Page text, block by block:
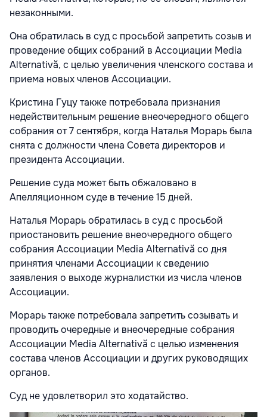
незаконными.
Она обратилась в суд с просьбой запретить созыв и
проведение общих собраний в Ассоциации Media
Alternativă, с целью увеличения членского состава и
приема новых членов Ассоциации.
Кристина Гуцу также потребовала признания
недействительным решение внеочередного общего
собрания от 7 сентября, когда Наталья Морарь была
снята с должности члена Совета директоров и
президента Ассоциации.
Решение суда может быть обжаловано в
Апелляционном суде в течение 15 дней.
Наталья Морарь обратилась в суд с просьбой
приостановить решение внеочередного общего
собрания Ассоциации Media Alternativă со дня
принятия членами Ассоциации к сведению
заявления о выходе журналистки из числа членов
Ассоциации.
Морарь также потребовала запретить созывать и
проводить очередные и внеочередные собрания
Ассоциации Media Alternativă с целью изменения
состава членов Ассоциации и других руководящих
органов.
Суд не удовлетворил это ходатайство.